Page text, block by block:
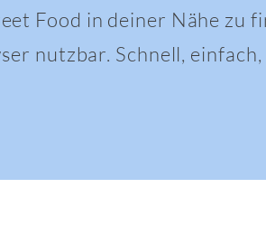
Food in deiner Nähe zu
nutzbar. Schnell, einfach,